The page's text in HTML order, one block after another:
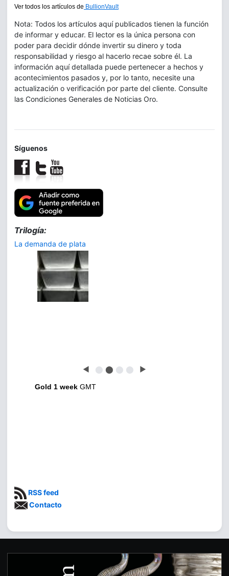
Ver todos los artículos de BullionVault
Nota: Todos los artículos aquí publicados tienen la función
de informar y educar. El lector es la única persona con
poder para decidir dónde invertir su dinero y toda
responsabilidad y riesgo al hacerlo recae sobre él. La
información aquí detallada puede pertenecer a hechos y
acontecimientos pasados y, por lo tanto, necesite una
actualización o verificación por parte del cliente. Consulte
las Condiciones Generales de Noticias Oro.
Síguenos
Trilogía:
La demanda de plata
◀ ⬤ ⬤ ⬤ ⬤ ▶
Gold 1 week GMT
RSS feed
Contacto